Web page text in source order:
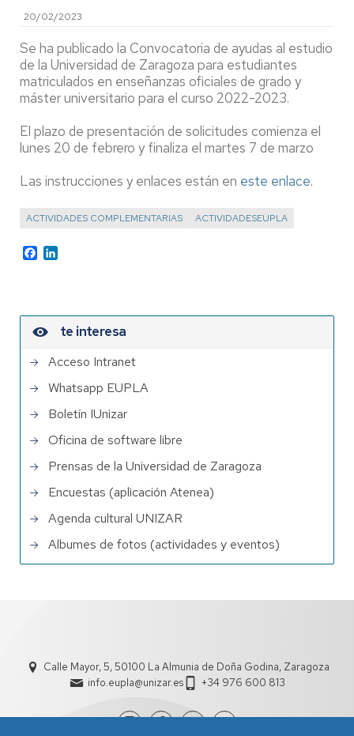
20/02/2023
Se ha publicado la Convocatoria de ayudas al estudio
de la Universidad de Zaragoza para estudiantes
matriculados en enseñanzas oficiales de grado y
máster universitario para el curso 2022-2023.
El plazo de presentación de solicitudes comienza el
lunes 20 de febrero y finaliza el martes 7 de marzo
Las instrucciones y enlaces están en este enlace.
ACTIVIDADES COMPLEMENTARIAS ACTIVIDADESEUPLA
Facebook
te interesa
Acceso Intranet
Whatsapp EUPLA
Boletín IUnizar
Oficina de software libre
Prensas de la Universidad de Zaragoza
Encuestas (aplicación Atenea)
Agenda cultural UNIZAR
Albumes de fotos (actividades y eventos)
Calle Mayor, 5, 50100 La Almunia de Doña Godina, Zaragoza
info.eupla@unizar.es
+34 976 600 813